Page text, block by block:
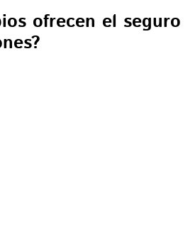
ofrecen el seguro